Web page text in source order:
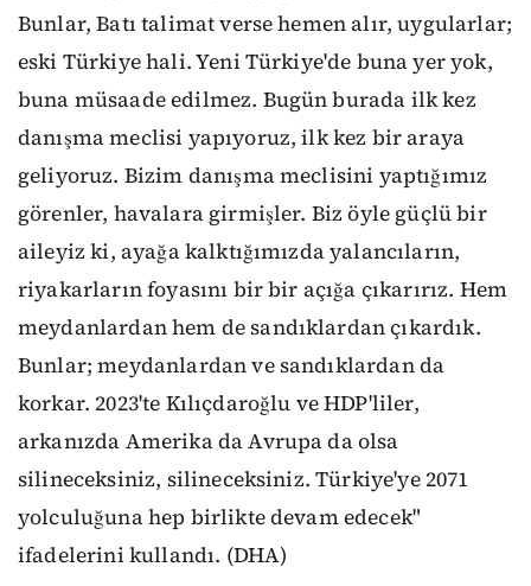
Bunlar, Batı talimat verse hemen alır, uygularlar;
eski Türkiye hali. Yeni Türkiye'de buna yer yok,
buna müsaade edilmez. Bugün burada ilk kez
danışma meclisi yapıyoruz, ilk kez bir araya
geliyoruz. Bizim danışma meclisini yaptığımız
görenler, havalara girmişler. Biz öyle güçlü bir
aileyiz ki, ayağa kalktığımızda yalancıların,
riyakarların foyasını bir bir açığa çıkarırız. Hem
meydanlardan hem de sandıklardan çıkardık.
Bunlar; meydanlardan ve sandıklardan da
korkar. 2023'te Kılıçdaroğlu ve HDP'liler,
arkanızda Amerika da Avrupa da olsa
silineceksiniz, silineceksiniz. Türkiye'ye 2071
yolculuğuna hep birlikte devam edecek"
ifadelerini kullandı. (DHA)